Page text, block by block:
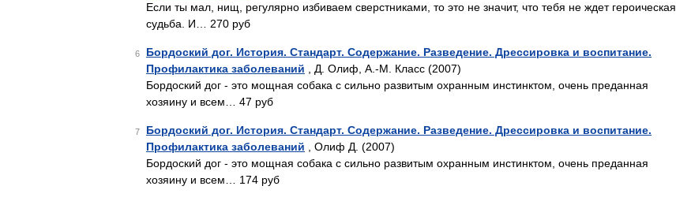
Если ты мал, нищ, регулярно избиваем сверстниками, то это не значит, что тебя не ждет героическая
судьба. И… 270 руб
6
Бордоский дог. История. Стандарт. Содержание. Разведение. Дрессировка и воспитание.
Профилактика заболеваний , Д. Олиф, А.-М. Класс (2007)
Бордоский дог - это мощная собака с сильно развитым охранным инстинктом, очень преданная
хозяину и всем… 47 руб
7
Бордоский дог. История. Стандарт. Содержание. Разведение. Дрессировка и воспитание.
Профилактика заболеваний , Олиф Д. (2007)
Бордоский дог - это мощная собака с сильно развитым охранным инстинктом, очень преданная
хозяину и всем… 174 руб